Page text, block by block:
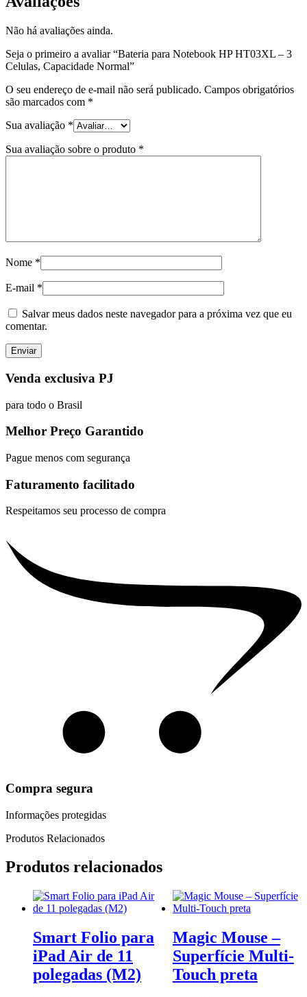
Não há avaliações ainda.
Seja o primeiro a avaliar “Bateria para Notebook HP HT03XL – 3
Celulas, Capacidade Normal”
O seu endereço de e-mail não será publicado. Campos obrigatórios
são marcados com *
Sua avaliação *
Sua avaliação sobre o produto *
Nome *
E-mail *
Salvar meus dados neste navegador para a próxima vez que eu
comentar.
Venda exclusiva PJ
para todo o Brasil
Melhor Preço Garantido
Pague menos com segurança
Faturamento facilitado
Respeitamos seu processo de compra
Compra segura
Informações protegidas
Produtos Relacionados
Produtos relacionados
Smart Folio para
iPad Air de 11
polegadas (M2)
Magic Mouse –
Superfície Multi-
Touch preta